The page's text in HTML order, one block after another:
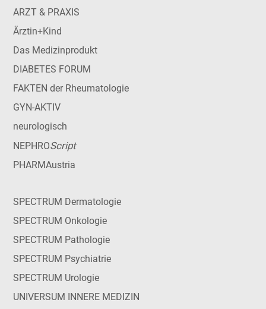
ARZT & PRAXIS
Ärztin+Kind
Das Medizinprodukt
DIABETES FORUM
FAKTEN der Rheumatologie
GYN-AKTIV
neurologisch
NEPHROScript
PHARMAustria
SPECTRUM Dermatologie
SPECTRUM Onkologie
SPECTRUM Pathologie
SPECTRUM Psychiatrie
SPECTRUM Urologie
UNIVERSUM INNERE MEDIZIN